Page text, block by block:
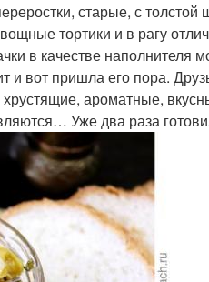
старые, с толстой
тортики и в рагу
в качестве наполнителя
вот пришла его пора.
хрустящие, ароматные,
Уже два раза